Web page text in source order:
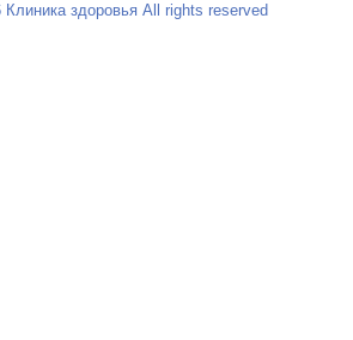
здоровья All rights reserved